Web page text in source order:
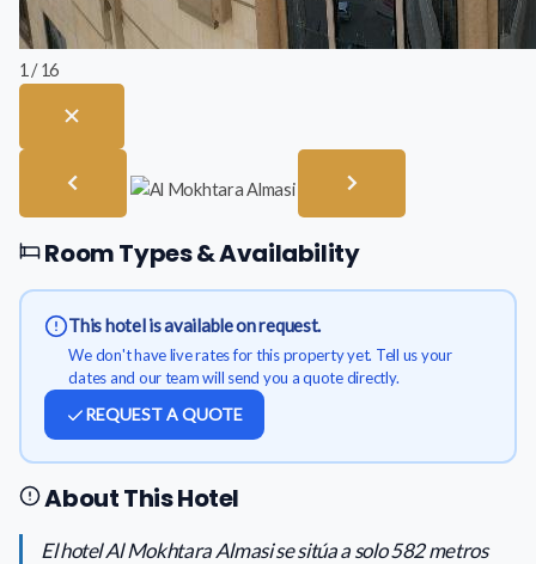
1 / 16
Room Types & Availability
This hotel is available on request.
We don't have live rates for this property yet. Tell us your
dates and our team will send you a quote directly.
REQUEST A QUOTE
About This Hotel
El hotel Al Mokhtara Almasi se sitúa a solo 582 metros